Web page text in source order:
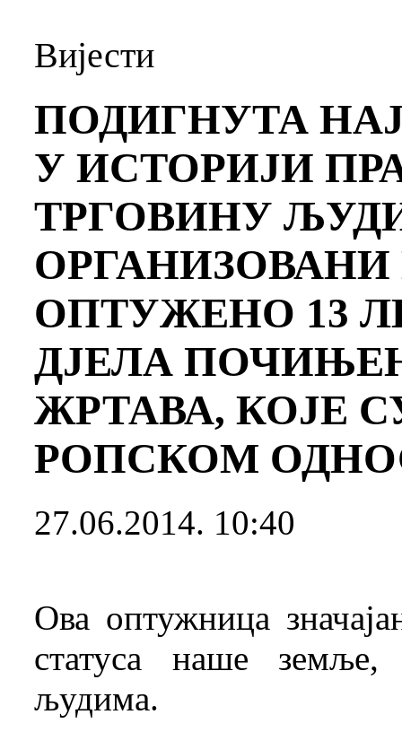
Вијести
ПОДИГНУТА
У ИСТОРИЈИ
ТРГОВИНУ
ОПТУЖЕНО 13
ДЈЕЛА
ЖРТАВА, КОЈЕ
РОПСКОМ
27.06.2014. 10:40
Ова оптужница
статуса наше
људима.